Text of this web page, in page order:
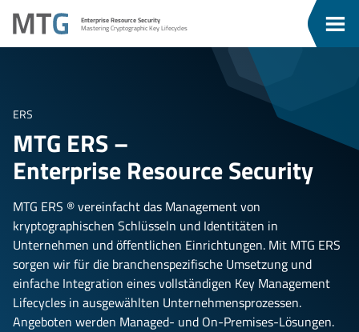
MTG
Enterprise Resource Security
Mastering Cryptographic Key Lifecycles
ERS
MTG ERS –
Enterprise Resource Security
MTG ERS ® vereinfacht das Management von
kryptographischen Schlüsseln und Identitäten in
Unternehmen und öffentlichen Einrichtungen. Mit MTG ERS
sorgen wir für die branchenspezifische Umsetzung und
einfache Integration eines vollständigen Key Management
Lifecycles in ausgewählten Unternehmensprozessen.
Angeboten werden Managed- und On-Premises-Lösungen.